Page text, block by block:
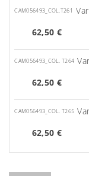
CAM056493_COL.T261
62,50 €
CAM056493_COL. T264
62,50 €
CAM056493_COL. T265
62,50 €